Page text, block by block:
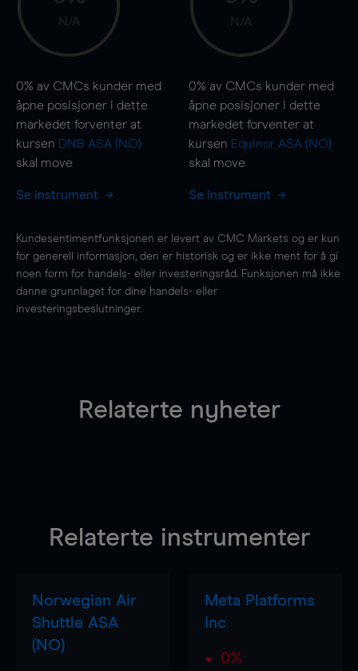
N/A
0% av CMCs kunder med
åpne posisjoner i dette
markedet forventer at
kursen DNB ASA (NO)
skal move
Se instrument
N/A
0% av CMCs kunder med
åpne posisjoner i dette
markedet forventer at
kursen Equinor ASA (NO)
skal move
Se instrument
Kundesentimentfunksjonen er levert av CMC Markets og er kun
for generell informasjon, den er historisk og er ikke ment for å gi
noen form for handels- eller investeringsråd. Funksjonen må ikke
danne grunnlaget for dine handels- eller
investeringsbeslutninger.
Relaterte nyheter
Relaterte instrumenter
Norwegian Air
Shuttle ASA
(NO)
Meta Platforms
Inc
0%